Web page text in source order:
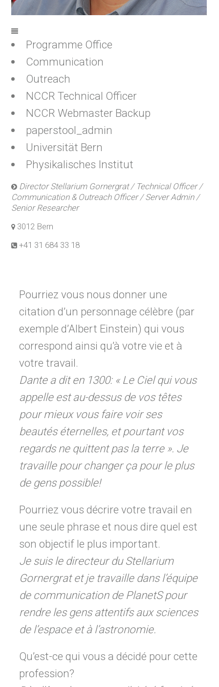
Programme Office
Communication
Outreach
NCCR Technical Officer
NCCR Webmaster Backup
paperstool_admin
Universität Bern
Physikalisches Institut
Director Stellarium Gornergrat / Technical Officer /
Communication & Outreach Officer / Server Admin /
Senior Researcher
3012 Bern
+41 31 684 33 18
Pourriez vous nous donner une
citation d’un personnage célèbre (par
exemple d’Albert Einstein) qui vous
correspond ainsi qu’à votre vie et à
votre travail.
Dante a dit en 1300: « Le Ciel qui vous
appelle est au-dessus de vos têtes
pour mieux vous faire voir ses
beautés éternelles, et pourtant vos
regards ne quittent pas la terre ». Je
travaille pour changer ça pour le plus
de gens possible!
Pourriez vous décrire votre travail en
une seule phrase et nous dire quel est
son objectif le plus important.
Je suis le directeur du Stellarium
Gornergrat et je travaille dans l’équipe
de communication de PlanetS pour
rendre les gens attentifs aux sciences
de l’espace et à l’astronomie.
Qu’est-ce qui vous a décidé pour cette
profession?